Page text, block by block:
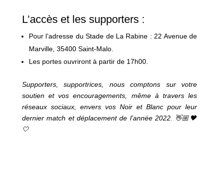
L’accès et les supporters :
Pour l’adresse du Stade de La Rabine : 22 Avenue de
Marville, 35400 Saint-Malo.
Les portes ouvriront à partir de 17h00.
Supporters, supportrices, nous comptons sur votre
soutien et vos encouragements, même à travers les
réseaux sociaux, envers vos Noir et Blanc pour leur
dernier match et déplacement de l’année 2022. 👋🏼🖤
🤍